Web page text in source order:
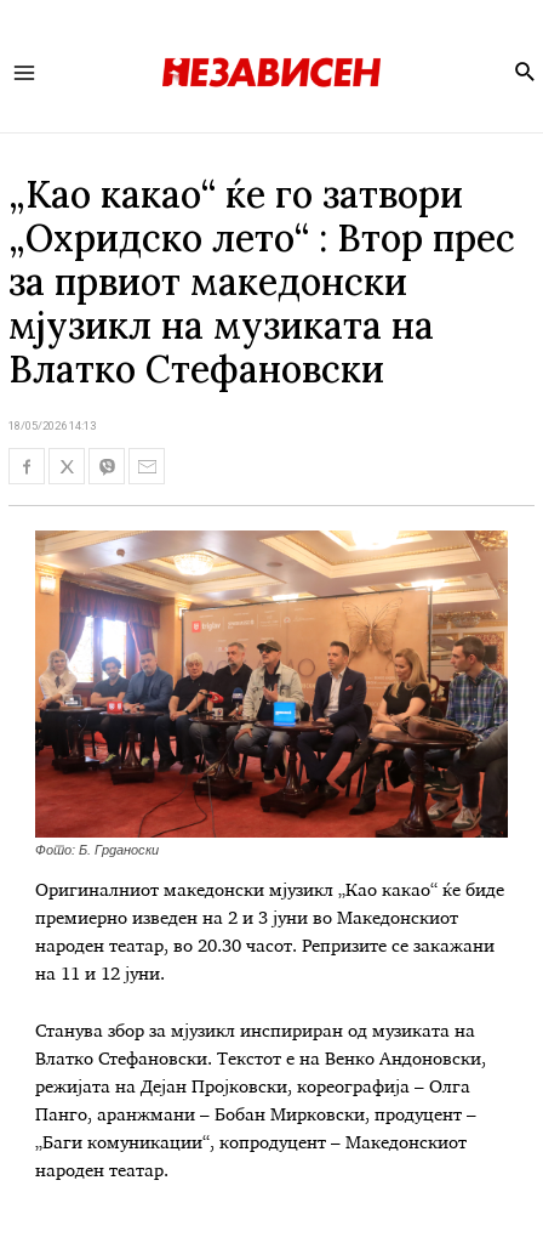
„Као какао“ ќе го затвори
„Охридско лето“ : Втор прес
за првиот македонски
мјузикл на музиката на
Влатко Стефановски
18/05/2026 14:13
Фото: Б. Грданоски
Оригиналниот македонски мјузикл „Као какао“ ќе биде
премиерно изведен на 2 и 3 јуни во Македонскиот
народен театар, во 20.30 часот. Репризите се закажани
на 11 и 12 јуни.
Станува збор за мјузикл инспириран од музиката на
Влатко Стефановски. Текстот е на Венко Андоновски,
режијата на Дејан Пројковски, кореографија – Олга
Панго, аранжмани – Бобан Мирковски, продуцент –
„Баги комуникации“, копродуцент – Македонскиот
народен театар.